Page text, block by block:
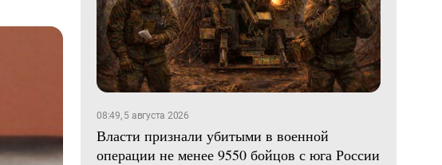
08:49, 5 августа 2026
Власти признали убитыми в военной
операции не менее 9550 бойцов с юга России